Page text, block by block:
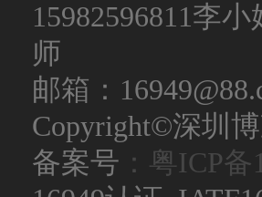
15982596811李
师
邮箱：
Copyright©深圳
备案号 ：粤ICP